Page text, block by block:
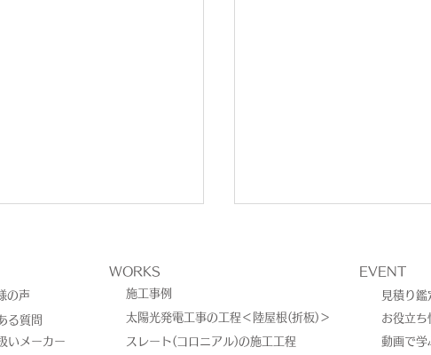
の声
る質問
いメーカー
WORKS EVENT
施工事例
太陽光発電工事の工程＜陸屋根(折板)＞
スレート(コロニアル)の施工工程
見積り鑑
お役立ち
動画で学